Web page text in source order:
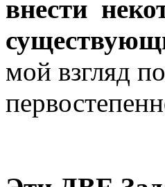
внести
мой взгляд